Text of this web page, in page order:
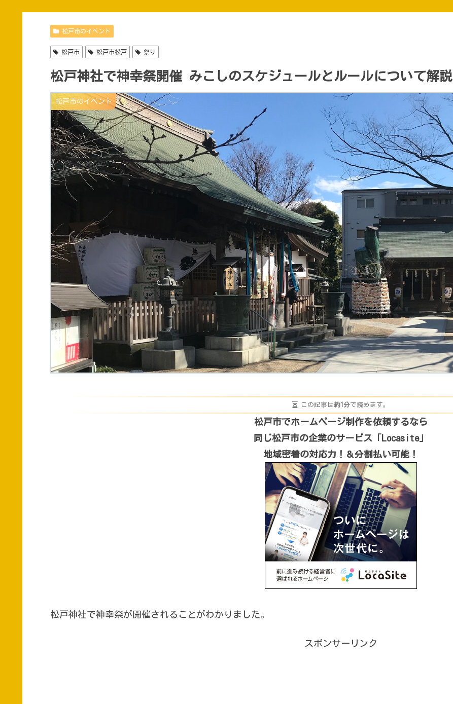
松戸市のイベント
松戸市 松戸市松戸 祭り
松戸神社で神幸祭開催 みこしのスケジュールとルールについて解説
松戸市のイベント
この記事は約1分で読めます。
松戸市でホームページ制作を依頼するなら
同じ松戸市の企業のサービス「Locasite」
地域密着の対応力！＆分割払い可能！
松戸神社で神幸祭が開催されることがわかりました。
スポンサーリンク